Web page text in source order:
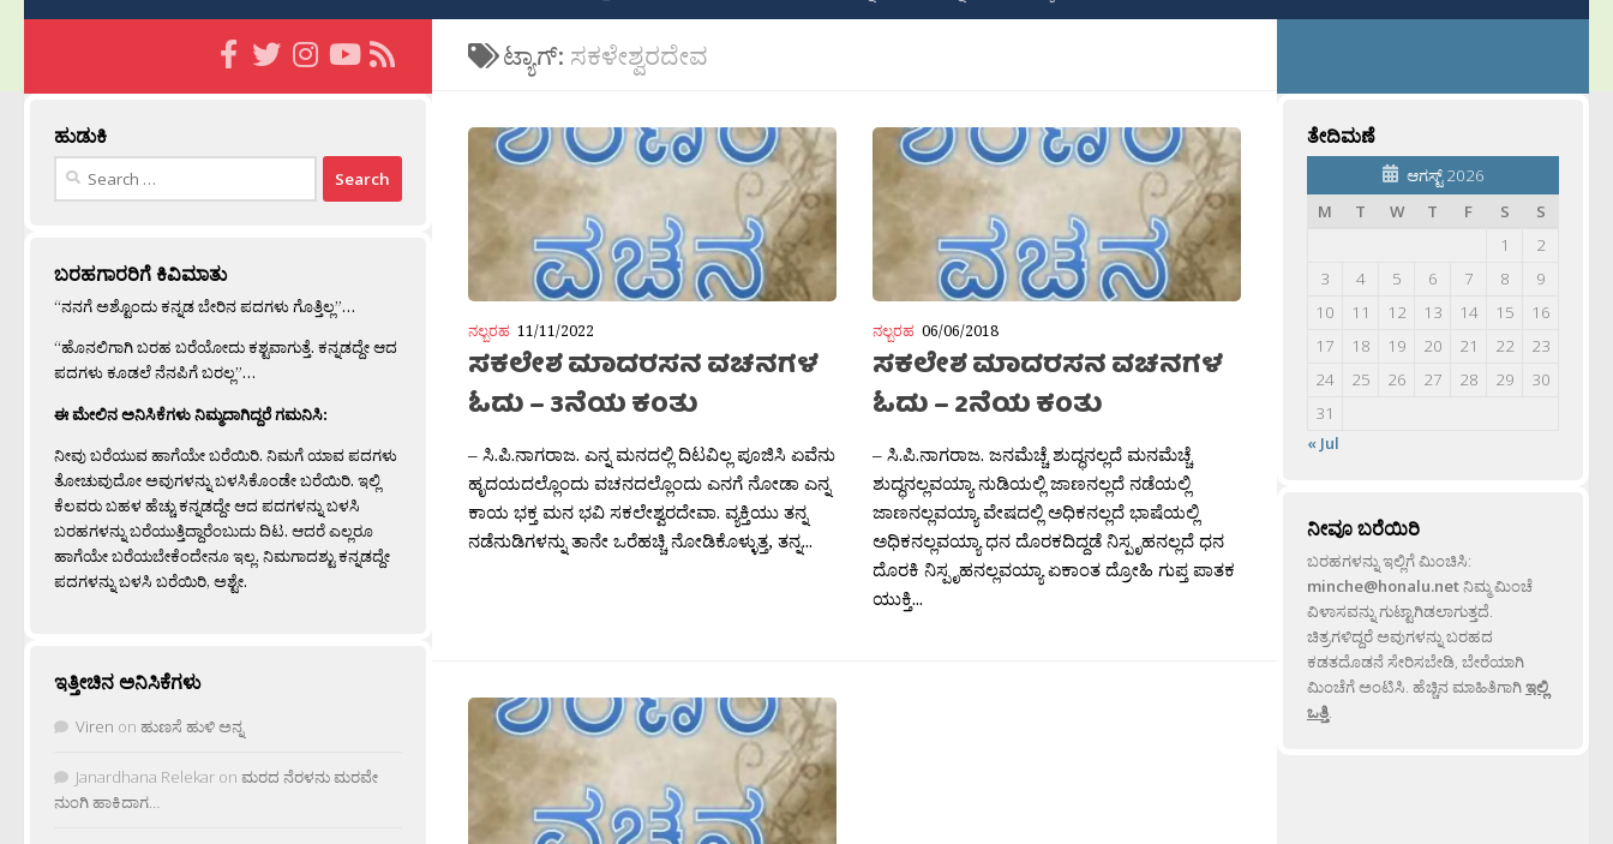
ಟ್ಯಾಗ್: ಸಕಳೇಶ್ವರದೇವ
ನಲ್ಬರಹ 11/11/2022
ಸಕಲೇಶ ಮಾದರಸನ ವಚನಗಳ
ಓದು – 3ನೆಯ ಕಂತು
– ಸಿ.ಪಿ.ನಾಗರಾಜ. ಎನ್ನ ಮನದಲ್ಲಿ ದಿಟವಿಲ್ಲ ಪೂಜಿಸಿ ಏವೆನು
ಹೃದಯದಲ್ಲೊಂದು ವಚನದಲ್ಲೊಂದು ಎನಗೆ ನೋಡಾ ಎನ್ನ
ಕಾಯ ಭಕ್ತ ಮನ ಭವಿ ಸಕಲೇಶ್ವರದೇವಾ. ವ್ಯಕ್ತಿಯು ತನ್ನ
ನಡೆನುಡಿಗಳನ್ನು ತಾನೇ ಒರೆಹಚ್ಚಿ ನೋಡಿಕೊಳ್ಳುತ್ತ, ತನ್ನ...
ನಲ್ಬರಹ 06/06/2018
ಸಕಲೇಶ ಮಾದರಸನ ವಚನಗಳ
ಓದು – 2ನೆಯ ಕಂತು
– ಸಿ.ಪಿ.ನಾಗರಾಜ. ಜನಮೆಚ್ಚೆ ಶುದ್ಧನಲ್ಲದೆ ಮನಮೆಚ್ಚೆ
ಶುದ್ಧನಲ್ಲವಯ್ಯಾ ನುಡಿಯಲ್ಲಿ ಜಾಣನಲ್ಲದೆ ನಡೆಯಲ್ಲಿ
ಜಾಣನಲ್ಲವಯ್ಯಾ ವೇಷದಲ್ಲಿ ಅಧಿಕನಲ್ಲದೆ ಭಾಷೆಯಲ್ಲಿ
ಅಧಿಕನಲ್ಲವಯ್ಯಾ ಧನ ದೊರಕದಿದ್ದಡೆ ನಿಸ್ಪೃಹನಲ್ಲದೆ ಧನ
ದೊರಕಿ ನಿಸ್ಪೃಹನಲ್ಲವಯ್ಯಾ ಏಕಾಂತ ದ್ರೋಹಿ ಗುಪ್ತ ಪಾತಕ
ಯುಕ್ತಿ...
ಹುಡುಕಿ
Search
ಬರಹಗಾರರಿಗೆ ಕಿವಿಮಾತು
“ನನಗೆ ಅಶ್ಟೊಂದು ಕನ್ನಡ ಬೇರಿನ ಪದಗಳು ಗೊತ್ತಿಲ್ಲ”…
“ಹೊನಲಿಗಾಗಿ ಬರಹ ಬರೆಯೋದು ಕಶ್ಟವಾಗುತ್ತೆ. ಕನ್ನಡದ್ದೇ ಆದ
ಪದಗಳು ಕೂಡಲೆ ನೆನಪಿಗೆ ಬರಲ್ಲ”…
ಈ ಮೇಲಿನ ಅನಿಸಿಕೆಗಳು ನಿಮ್ಮದಾಗಿದ್ದರೆ ಗಮನಿಸಿ:
ನೀವು ಬರೆಯುವ ಹಾಗೆಯೇ ಬರೆಯಿರಿ. ನಿಮಗೆ ಯಾವ ಪದಗಳು
ತೋಚುವುದೋ ಅವುಗಳನ್ನು ಬಳಸಿಕೊಂಡೇ ಬರೆಯಿರಿ. ಇಲ್ಲಿ
ಕೆಲವರು ಬಹಳ ಹೆಚ್ಚು ಕನ್ನಡದ್ದೇ ಆದ ಪದಗಳನ್ನು ಬಳಸಿ
ಬರಹಗಳನ್ನು ಬರೆಯುತ್ತಿದ್ದಾರೆಂಬುದು ದಿಟ. ಆದರೆ ಎಲ್ಲರೂ
ಹಾಗೆಯೇ ಬರೆಯಬೇಕೆಂದೇನೂ ಇಲ್ಲ. ನಿಮಗಾದಶ್ಟು ಕನ್ನಡದ್ದೇ
ಪದಗಳನ್ನು ಬಳಸಿ ಬರೆಯಿರಿ, ಅಶ್ಟೇ.
ಇತ್ತೀಚಿನ ಅನಿಸಿಕೆಗಳು
Viren on ಹುಣಸೆ ಹುಳಿ ಅನ್ನ
Janardhana Relekar on ಮರದ ನೆರಳನು ಮರವೇ
ನುಂಗಿ ಹಾಕಿದಾಗ…
ತೇದಿಮಣೆ
ಆಗಸ್ಟ್ 2026
M
T W T F S
S
1
2
3
4 5 6 7 8
9
10
11 12 13 14 15
16
17
18 19 20 21 22
23
24
25 26 27 28 29
30
31
« Jul
ನೀವೂ ಬರೆಯಿರಿ
ಬರಹಗಳನ್ನು ಇಲ್ಲಿಗೆ ಮಿಂಚಿಸಿ:
minche@honalu.netನಿಮ್ಮ ಮಿಂಚೆ
ವಿಳಾಸವನ್ನು ಗುಟ್ಟಾಗಿಡಲಾಗುತ್ತದೆ.
ಚಿತ್ರಗಳಿದ್ದರೆ ಅವುಗಳನ್ನು ಬರಹದ
ಕಡತದೊಡನೆ ಸೇರಿಸಬೇಡಿ, ಬೇರೆಯಾಗಿ
ಮಿಂಚೆಗೆ ಅಂಟಿಸಿ. ಹೆಚ್ಚಿನ ಮಾಹಿತಿಗಾಗಿಇಲ್ಲಿ
ಒತ್ತಿ.